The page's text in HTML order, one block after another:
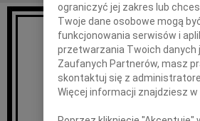
Z
serdeczne
ograniczyć jej zakres lub
Twoje dane osobowe mogą
funkcjonowania serwisów i
przetwarzania Twoich danych
Zaufanych Partnerów, masz
skontaktuj się z
Więcej informacji znajdziesz w